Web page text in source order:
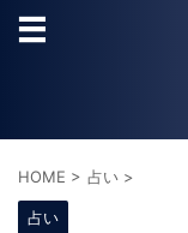
HOME > 占い >
占い